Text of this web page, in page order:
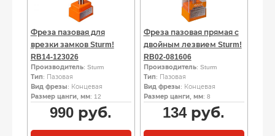
Фреза пазовая для
врезки замков Sturm!
RB14-123026
Производитель: Sturm
Тип: Пазовая
Вид фрезы: Концевая
Размер цанги, мм: 12
990 руб.
Фреза пазовая прямая с
двойным лезвием Sturm!
RB02-081606
Производитель: Sturm
Тип: Пазовая
Вид фрезы: Концевая
Размер цанги, мм: 8
134руб.